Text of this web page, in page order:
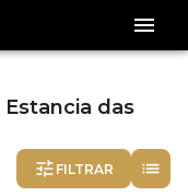
Estancia das
FILTRAR